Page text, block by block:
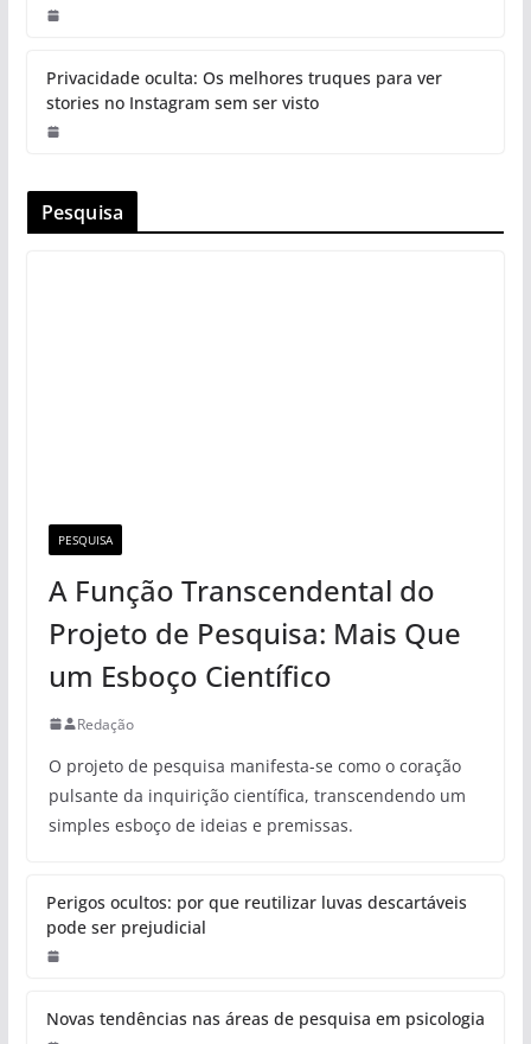
Privacidade oculta: Os melhores truques para ver
stories no Instagram sem ser visto
Pesquisa
PESQUISA
A Função Transcendental do
Projeto de Pesquisa: Mais Que
um Esboço Científico
Redação
O projeto de pesquisa manifesta-se como o coração
pulsante da inquirição científica, transcendendo um
simples esboço de ideias e premissas.
Perigos ocultos: por que reutilizar luvas descartáveis
pode ser prejudicial
Novas tendências nas áreas de pesquisa em psicologia